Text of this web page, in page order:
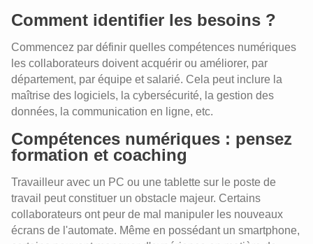
Comment identifier les besoins ?
Commencez par définir quelles compétences numériques
les collaborateurs doivent acquérir ou améliorer, par
département, par équipe et salarié. Cela peut inclure la
maîtrise des logiciels, la cybersécurité, la gestion des
données, la communication en ligne, etc.
Compétences numériques : pensez
formation et coaching
Travailleur avec un PC ou une tablette sur le poste de
travail peut constituer un obstacle majeur. Certains
collaborateurs ont peur de mal manipuler les nouveaux
écrans de l'automate. Même en possédant un smartphone,